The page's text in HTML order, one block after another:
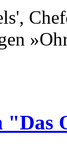
"Das